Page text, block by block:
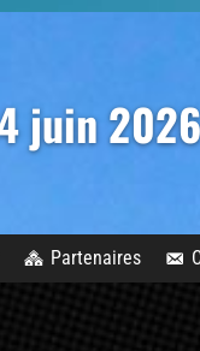
juin
Partenaires